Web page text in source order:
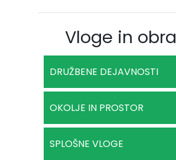
Vloge in
DRUŽBENE DEJAVNOSTI
OKOLJE IN PROSTOR
SPLOŠNE VLOGE